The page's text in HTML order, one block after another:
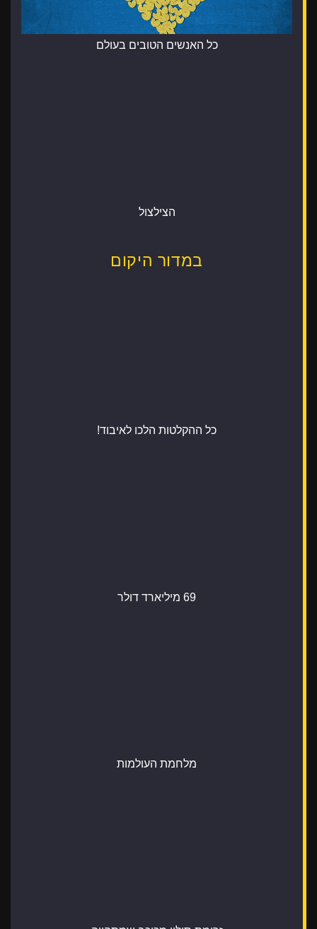
כל האנשים הטובים בעולם
הצילצול
במדור היקום
כל ההקלטות הלכו לאיבוד!
69 מיליארד דולר
מלחמת העולמות